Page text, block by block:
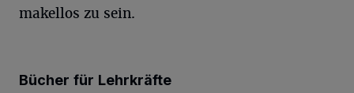
makellos zu sein.
Bücher für Lehrkräfte